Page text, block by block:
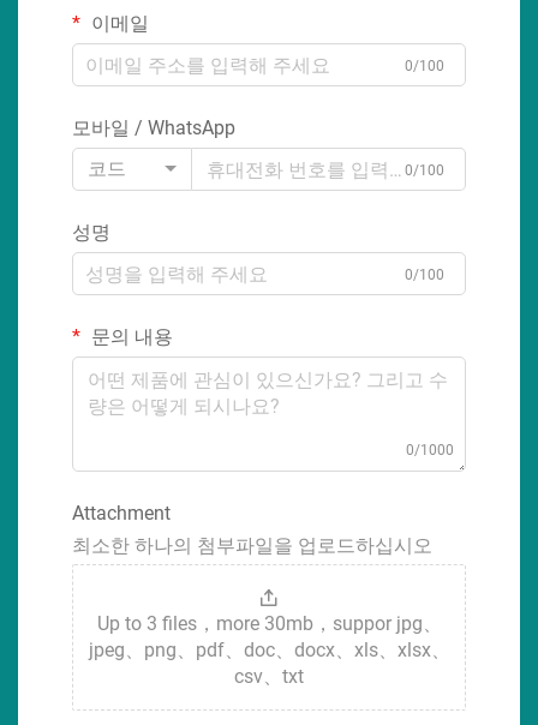
이메일
0/100
모바일 / WhatsApp
코드
0/100
성명
0/100
문의 내용
0/1000
Attachment
최소한 하나의 첨부파일을 업로드하십시오
Up to 3 files，more 30mb，suppor jpg、
jpeg、png、pdf、doc、docx、xls、xlsx、
csv、txt